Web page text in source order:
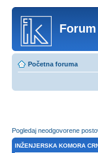
Početna foruma
Pogledaj neodgovorene
INŽENJERSKA KOMORA